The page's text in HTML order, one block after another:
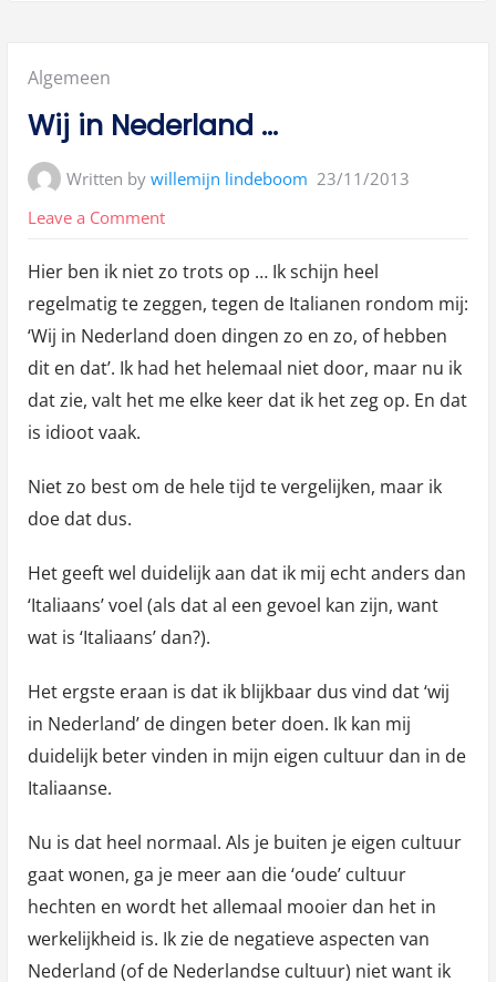
Posted
in:
Algemeen
Wij in Nederland …
Written bywillemijn lindeboom 23/11/2013
Leave a Commenton
in
Nederland
…
Hier ben ik niet zo trots op … Ik schijn heel
regelmatig te zeggen, tegen de Italianen rondom mij:
‘Wij in Nederland doen dingen zo en zo, of hebben
dit en dat’. Ik had het helemaal niet door, maar nu ik
dat zie, valt het me elke keer dat ik het zeg op. En dat
is idioot vaak.
Niet zo best om de hele tijd te vergelijken, maar ik
doe dat dus.
Het geeft wel duidelijk aan dat ik mij echt anders dan
‘Italiaans’ voel (als dat al een gevoel kan zijn, want
wat is ‘Italiaans’ dan?).
Het ergste eraan is dat ik blijkbaar dus vind dat ‘wij
in Nederland’ de dingen beter doen. Ik kan mij
duidelijk beter vinden in mijn eigen cultuur dan in de
Italiaanse.
Nu is dat heel normaal. Als je buiten je eigen cultuur
gaat wonen, ga je meer aan die ‘oude’ cultuur
hechten en wordt het allemaal mooier dan het in
werkelijkheid is. Ik zie de negatieve aspecten van
Nederland (of de Nederlandse cultuur) niet want ik